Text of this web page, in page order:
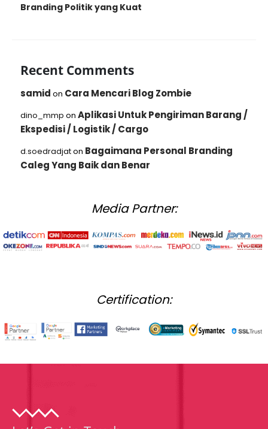
Branding Politik yang Kuat
Recent Comments
samid on Cara Mencari Blog Zombie
dino_mmp on Aplikasi Untuk Pengiriman Barang /
Ekspedisi / Logistik / Cargo
d.soedradjaton Bagaimana Personal Branding
Caleg Yang Baik dan Benar
Media Partner:
Certification: